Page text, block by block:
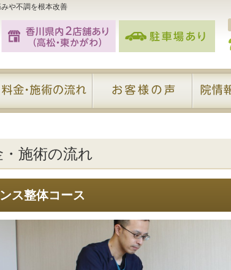
や不調を根本改善
・施術の流れ
ス整体コース